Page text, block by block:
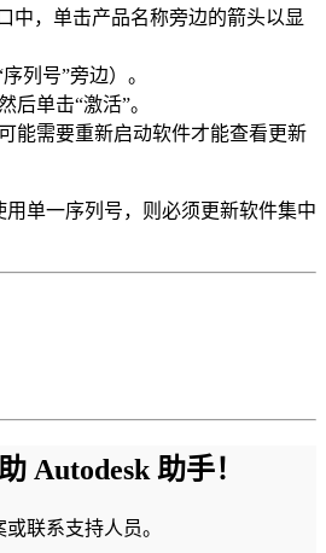
中，单击产品名称旁边的箭头以显
列号”旁边）。
后单击“激活”。
能需要重新启动软件才能查看更新
用单一序列号，则必须更新软件集中
Autodesk 助手！
联系支持人员。